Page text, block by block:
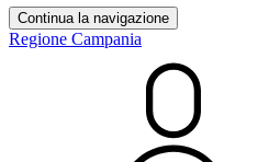
Continua la navigazione
Regione Campania